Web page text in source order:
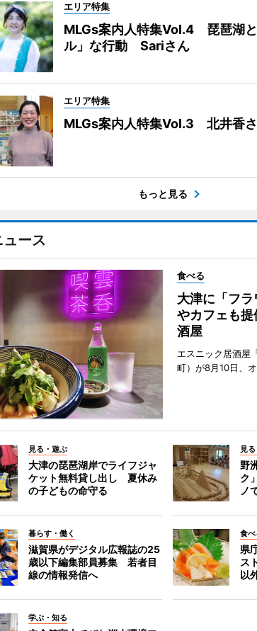
エリア特集
MLGs案内人特集Vol.4 琵琶湖
ル」な行動 Sariさん
エリア特集
MLGs案内人特集Vol.3 北井香
もっと見る
ース
食べる
大津に「フ
やカフェも
酒屋
エスニック居酒屋
町）が8月10日、オ
見る・遊ぶ
大津の琵琶湖岸でライフジャ
ケット無料貸し出し 夏休み
の子どもの命守る
見
野
ク
ノ
暮らす・働く
滋賀県がデジタル広報誌の25
歳以下編集部員募集 若者目
線の情報発信へ
食べ
県
ス
以
学ぶ・知る